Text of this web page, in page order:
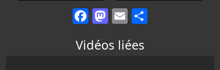
Facebook
Mastodon
Email
Vidéos liées